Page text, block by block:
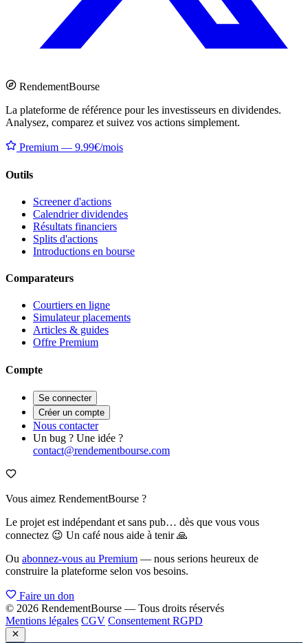
RendementBourse
La plateforme de référence pour les investisseurs en dividendes.
Analysez, comparez et suivez vos actions simplement.
Premium — 9.99€/mois
Outils
Screener d'actions
Calendrier dividendes
Résultats financiers
Splits d'actions
Introductions en bourse
Comparateurs
Courtiers en ligne
Simulateur placements
Articles & guides
Offre Premium
Compte
Se connecter
Créer un compte
Nous contacter
Un bug ? Une idée ?
contact@rendementbourse.com
Vous aimez RendementBourse ?
Le projet est indépendant et sans pub… dès que vous vous
connectez 😉 Un café nous aide à tenir 🙏
Ou abonnez-vous au Premium — nous serions heureux de
construire la plateforme selon vos besoins.
Faire un don
© 2026 RendementBourse — Tous droits réservés
Mentions légales CGV Consentement RGPD